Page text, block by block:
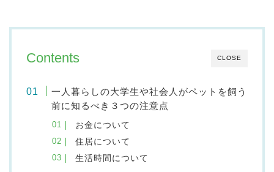
CLOSE
Contents
一人暮らしの大学生や社会人がペットを飼う
前に知るべき３つの注意点
お金について
住居について
生活時間について